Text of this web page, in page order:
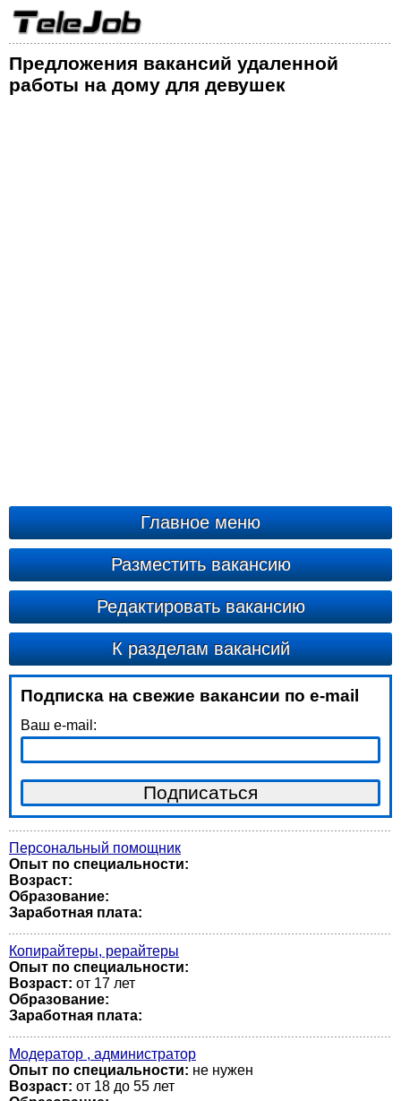
Предложения вакансий удаленной
работы на дому для девушек
Главное меню
Разместить вакансию
Редактировать вакансию
К разделам вакансий
Подписка на свежие вакансии по e-mail
Ваш e-mail:
Персональный помощник
Опыт по специальности:
Возраст:
Образование:
Заработная плата:
Копирайтеры, рерайтеры
Опыт по специальности:
Возраст: от 17 лет
Образование:
Заработная плата:
Модератор , администратор
Опыт по специальности: не нужен
Возраст: от 18 до 55 лет